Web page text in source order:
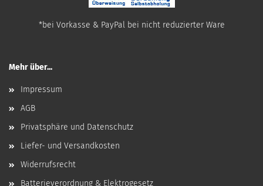
*bei Vorkasse & PayPal bei nicht reduzierter Ware
Mehr über...
Impressum
AGB
Privatsphäre und Datenschutz
Liefer- und Versandkosten
Widerrufsrecht
Batterieverordnung & Elektrogesetz